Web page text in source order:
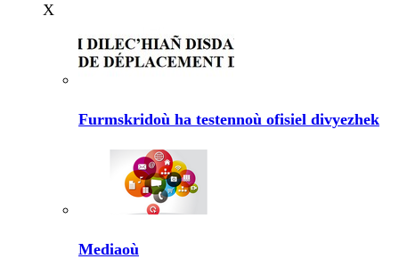
X
Furmskridoù ha testennoù ofisiel divyezhek
Mediaoù